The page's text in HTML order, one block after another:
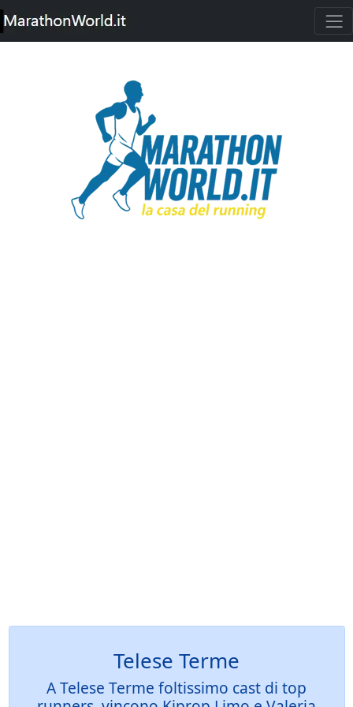
Telese Terme
A Telese Terme foltissimo cast di top